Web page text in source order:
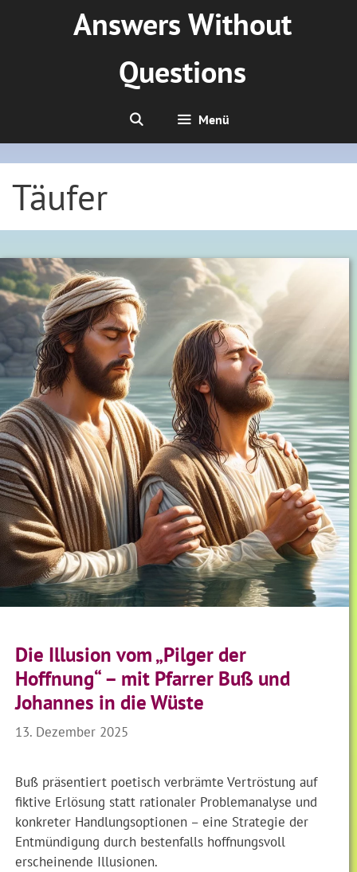
Answers Without
Questions
Menü
Täufer
Die Illusion vom „Pilger der
Hoffnung“ – mit Pfarrer Buß und
Johannes in die Wüste
13. Dezember 2025
Buß präsentiert poetisch verbrämte Vertröstung auf
fiktive Erlösung statt rationaler Problemanalyse und
konkreter Handlungsoptionen – eine Strategie der
Entmündigung durch bestenfalls hoffnungsvoll
erscheinende Illusionen.